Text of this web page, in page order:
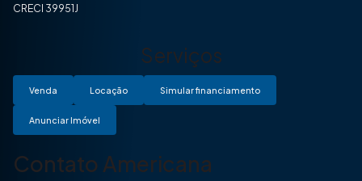
CRECI 39951J
Serviços
Venda Locação Simular financiamento
Anunciar Imóvel
Contato Americana